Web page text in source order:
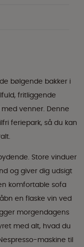
bølgende bakker i
fritliggende
venner. Denne
feriepark, så du kan
Store vinduer
og giver dig udsigt
komfortable sofa
en flaske vin ved
morgendagens
med alt, hvad du
maskine til